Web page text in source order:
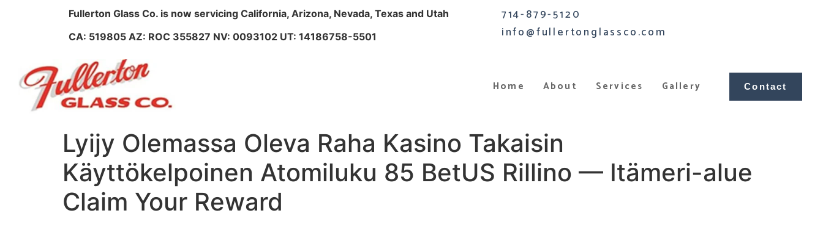
Fullerton Glass Co. is now servicing California, Arizona, Nevada, Texas and Utah
CA: 519805 AZ: ROC 355827 NV: 0093102 UT: 14186758-5501
714-879-5120
info@fullertonglassco.com
Home About Services Gallery Contact
Lyijy Olemassa Oleva Raha Kasino Takaisin
Käyttökelpoinen Atomiluku 85 BetUS Rillino — Itämeri-alue
Claim Your Reward